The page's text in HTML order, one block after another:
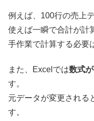
例えば、100行の売上
使えば一瞬で合計が計
手作業で計算する必要
また、Excelでは数式
す。
元データが変更される
す。